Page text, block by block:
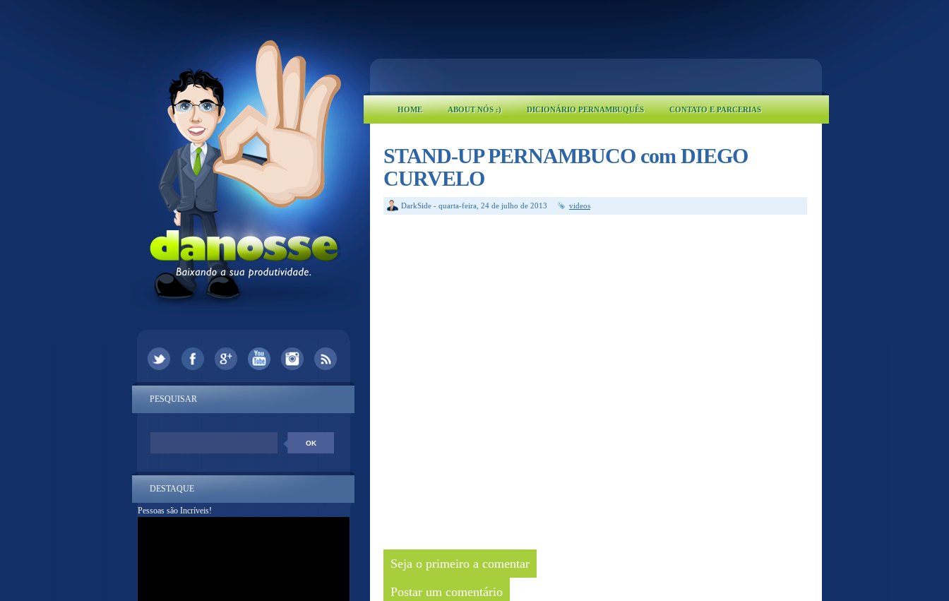
HOME ABOUT NÓS :) DICIONÁRIO PERNAMBUQUÊS CONTATO E PARCERIAS
STAND-UP PERNAMBUCO com DIEGO
CURVELO
DarkSide - quarta-feira, 24 de julho de 2013 videos
Seja o primeiro a comentar
Postar um comentário
PESQUISAR
DESTAQUE
Pessoas são Incríveis!